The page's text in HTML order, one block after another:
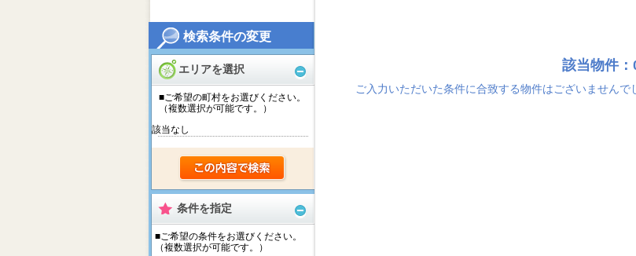
検索条件の変更
エリアを選択
■ご希望の町村をお選びください。
（複数選択が可能です。）
該当なし
条件を指定
■ご希望の条件をお選びください。
（複数選択が可能です。）
該当物件：
ご入力いただいた条件に合致する物件はございませんで